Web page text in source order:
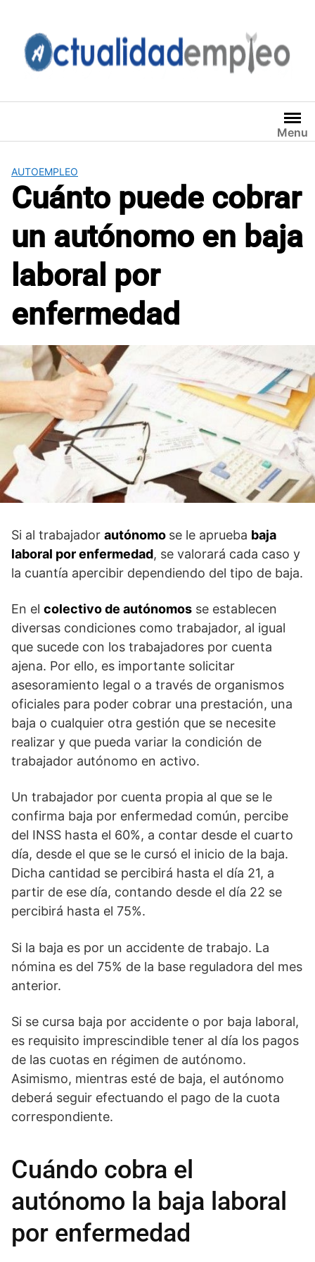
contenido
Menu
AUTOEMPLEO
Cuánto puede cobrar
un autónomo en baja
laboral por
enfermedad
Si al trabajador autónomo se le aprueba baja
laboral por enfermedad, se valorará cada caso y
la cuantía apercibir dependiendo del tipo de baja.
En el colectivo de autónomos se establecen
diversas condiciones como trabajador, al igual
que sucede con los trabajadores por cuenta
ajena. Por ello, es importante solicitar
asesoramiento legal o a través de organismos
oficiales para poder cobrar una prestación, una
baja o cualquier otra gestión que se necesite
realizar y que pueda variar la condición de
trabajador autónomo en activo.
Un trabajador por cuenta propia al que se le
confirma baja por enfermedad común, percibe
del INSS hasta el 60%, a contar desde el cuarto
día, desde el que se le cursó el inicio de la baja.
Dicha cantidad se percibirá hasta el día 21, a
partir de ese día, contando desde el día 22 se
percibirá hasta el 75%.
Si la baja es por un accidente de trabajo. La
nómina es del 75% de la base reguladora del mes
anterior.
Si se cursa baja por accidente o por baja laboral,
es requisito imprescindible tener al día los pagos
de las cuotas en régimen de autónomo.
Asimismo, mientras esté de baja, el autónomo
deberá seguir efectuando el pago de la cuota
correspondiente.
Cuándo cobra el
autónomo la baja laboral
por enfermedad